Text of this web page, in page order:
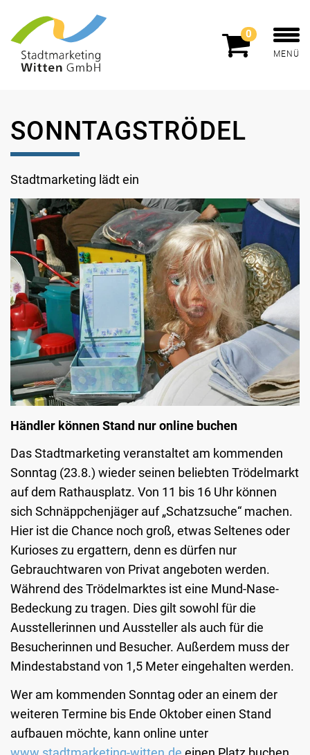
0
MENÜ
SONNTAGSTRÖDEL
Stadtmarketing lädt ein
Händler können Stand nur online buchen
Das Stadtmarketing veranstaltet am kommenden
Sonntag (23.8.) wieder seinen beliebten Trödelmarkt
auf dem Rathausplatz. Von 11 bis 16 Uhr können
sich Schnäppchenjäger auf „Schatzsuche“ machen.
Hier ist die Chance noch groß, etwas Seltenes oder
Kurioses zu ergattern, denn es dürfen nur
Gebrauchtwaren von Privat angeboten werden.
Während des Trödelmarktes ist eine Mund-Nase-
Bedeckung zu tragen. Dies gilt sowohl für die
Ausstellerinnen und Aussteller als auch für die
Besucherinnen und Besucher. Außerdem muss der
Mindestabstand von 1,5 Meter eingehalten werden.
Wer am kommenden Sonntag oder an einem der
weiteren Termine bis Ende Oktober einen Stand
aufbauen möchte, kann online unter